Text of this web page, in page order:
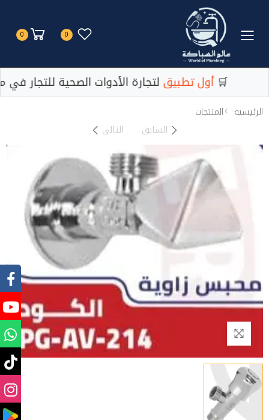
Toggle mobile menu
0
0
أول تطبيقلتجارة الأدوات الصحية للتجار لتجارة الأدوات الصحية للتجار في مصر 🛒
الرئيسية
المنتجات
السابق
التالى